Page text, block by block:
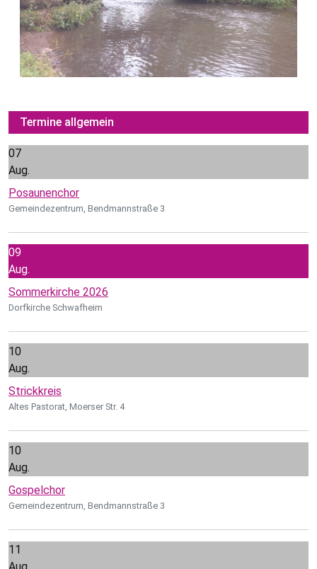
Termine allgemein
07
Aug.
Posaunenchor
Gemeindezentrum, Bendmannstraße 3
09
Aug.
Sommerkirche 2026
Dorfkirche Schwafheim
10
Aug.
Strickkreis
Altes Pastorat, Moerser Str. 4
10
Aug.
Gospelchor
Gemeindezentrum, Bendmannstraße 3
11